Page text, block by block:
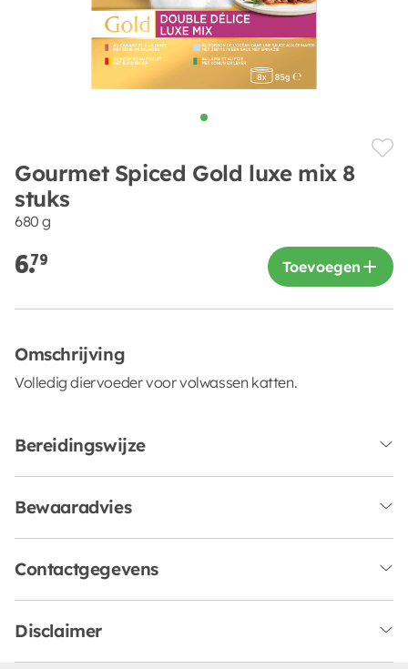
Gourmet Spiced Gold luxe mix 8
stuks
680 g
6.79 Toevoegen
Omschrijving
Volledig diervoeder voor volwassen katten.
Bereidingswijze
Bewaaradvies
Contactgegevens
Disclaimer